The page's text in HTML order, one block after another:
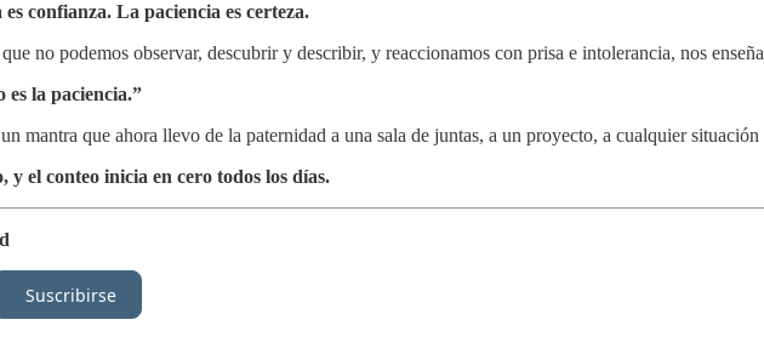
confianza. La paciencia es certeza.
no podemos observar, descubrir y describir, y reaccionamos con prisa e intolerancia, nos
la paciencia.”
mantra que ahora llevo de la paternidad a una sala de juntas, a un proyecto, a cualquier
el conteo inicia en cero todos los días.
Suscribirse